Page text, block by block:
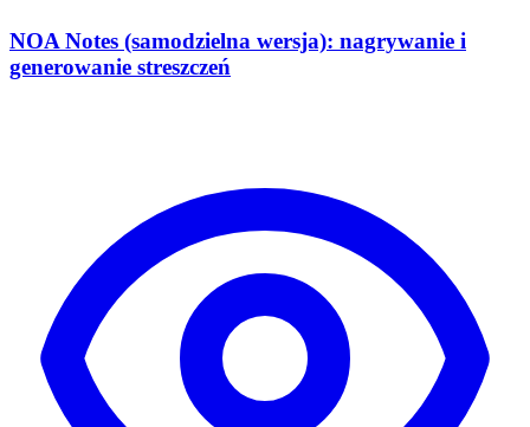
NOA Notes (samodzielna wersja): nagrywanie i
generowanie streszczeń